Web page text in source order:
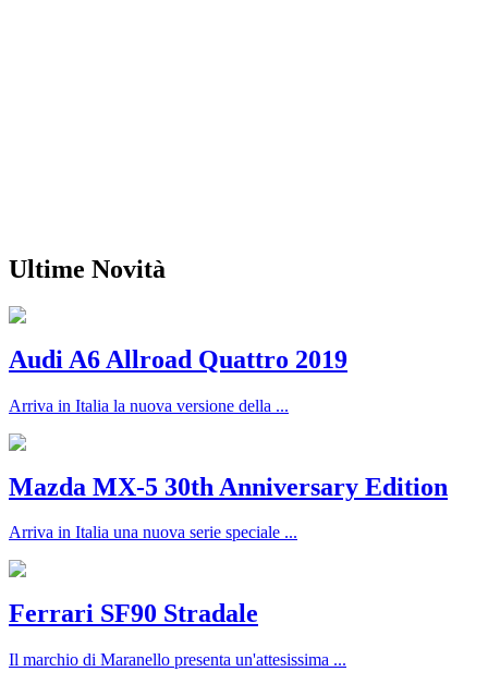
Ultime Novità
Audi A6 Allroad Quattro 2019
Arriva in Italia la nuova versione della ...
Mazda MX-5 30th Anniversary Edition
Arriva in Italia una nuova serie speciale ...
Ferrari SF90 Stradale
Il marchio di Maranello presenta un'attesissima ...